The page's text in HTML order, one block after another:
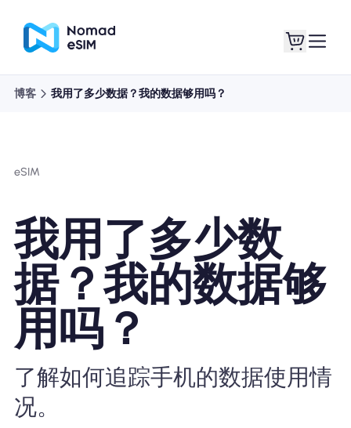
商城
关于 eSIM
为什么选择Nomad eSIM
博客 我用了多少数据？我的数据够用吗？
eSIM
我用了多少数
据？我的数据够
用吗？
了解如何追踪手机的数据使用情
况。